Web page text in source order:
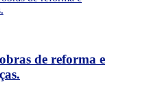
de reforma e